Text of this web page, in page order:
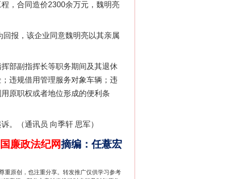
，合同造价2300余万元，魏明亮
报，该企业同意魏明亮以其亲属
部副指挥长等职务期间及其退休
违规借用管理服务对象车辆；违
原职权或者地位形成的便利条
（通讯员 向季轩 思军）
廉政法纪网摘编 ：任薏宏
重原创，也注重分享。转发推广仅供学习参考
法官巧妙执行解纠纷